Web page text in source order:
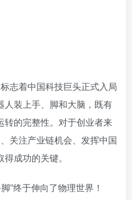
志着中国科技巨头正式入局
人装上手、脚和大脑，既有
转的完整性。对于创业者来
关注产业链机会、发挥中国
成功的关键。
”终于伸向了物理世界！